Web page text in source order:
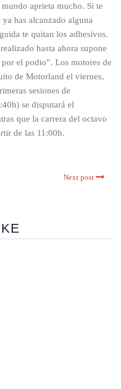
aprieta mucho. Si te
has alcanzado alguna
te quitan los adhesivos.
hasta ahora supone
el podio”. Los motores de
de Motorland el viernes,
sesiones de
se disputará el
que la carrera del octavo
de las 11:00h.
Next post